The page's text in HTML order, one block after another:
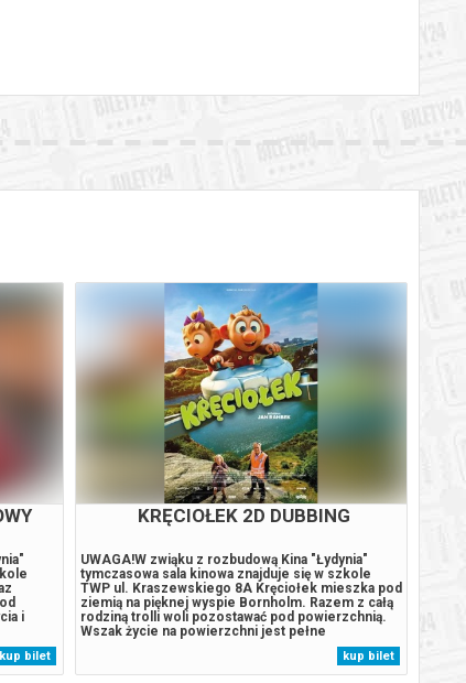
i
zna już
miasta.
kup bilet
KRĘCIOŁEK 2D DUBBING
UWAGA!W zwiąku z rozbudową Kina "Łydynia"
tymczasowa sala kinowa znajduje się w szkole
TWP ul. Kraszewskiego 8A Kręciołek mieszka pod
ziemią na pięknej wyspie Bornholm. Razem z całą
rodziną trolli woli pozostawać pod powierzchnią.
Wszak życie na powierzchni jest pełne
niebezpieczeństw. Pewnego dnia wspaniałą
zabawę w loty na grzbietach nietoperzy przerywa
mu głośny grzmot. Kręciołek postanawia wyjść...
kup bilet